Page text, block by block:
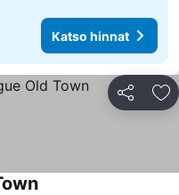
Katso hinnat
Jaa